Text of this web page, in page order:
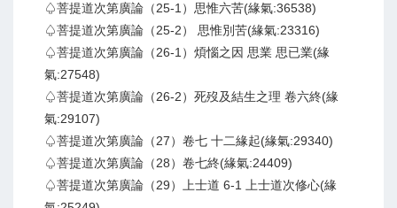
♤菩提道次第廣論（25-1）思惟六苦(緣氣:36538)
♤菩提道次第廣論（25-2） 思惟別苦(緣氣:23316)
♤菩提道次第廣論（26-1）煩惱之因 思業 思已業(緣
氣:27548)
♤菩提道次第廣論（26-2）死歿及結生之理 卷六終(緣
氣:29107)
♤菩提道次第廣論（27）卷七 十二緣起(緣氣:29340)
♤菩提道次第廣論（28）卷七終(緣氣:24409)
♤菩提道次第廣論（29）上士道 6-1 上士道次修心(緣